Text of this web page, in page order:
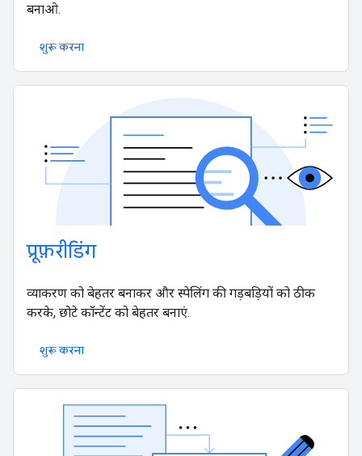
बनाओ.
शुरू करना
प्रूफ़रीडिंग
व्याकरण को बेहतर बनाकर और स्पेलिंग की गड़बड़ियों को ठीक
करके, छोटे कॉन्टेंट को बेहतर बनाएं.
शुरू करना